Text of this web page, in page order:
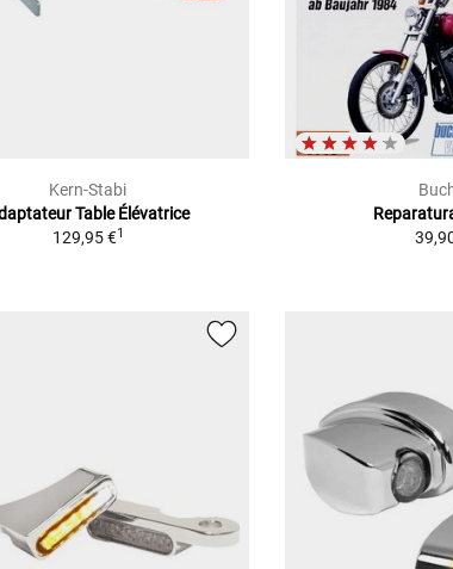
Kern-Stabi
Table Élévatrice
129,95 €1